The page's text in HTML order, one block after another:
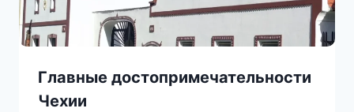
Главные достопримечательности
Чехии